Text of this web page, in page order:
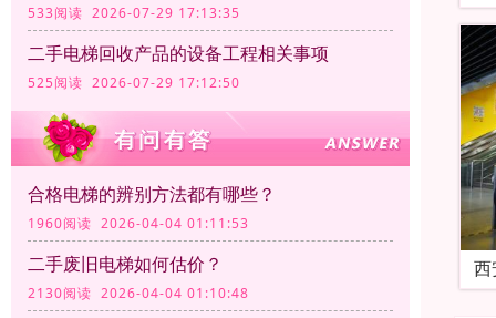
533阅读 2026-07-29 17:13:35
二手电梯回收产品的设备工程相关事项
525阅读 2026-07-29 17:12:50
合格电梯的辨别方法都有哪些？
1960阅读 2026-04-04 01:11:53
二手废旧电梯如何估价？
2130阅读 2026-04-04 01:10:48
西